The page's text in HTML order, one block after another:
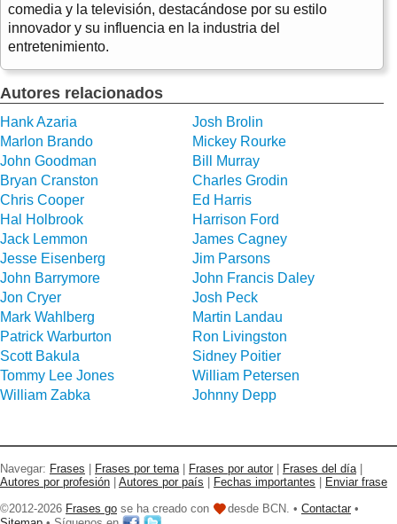
comedia y la televisión, destacándose por su estilo
innovador y su influencia en la industria del
entretenimiento.
Autores relacionados
Hank Azaria
Josh Brolin
Marlon Brando
Mickey Rourke
John Goodman
Bill Murray
Bryan Cranston
Charles Grodin
Chris Cooper
Ed Harris
Hal Holbrook
Harrison Ford
Jack Lemmon
James Cagney
Jesse Eisenberg
Jim Parsons
John Barrymore
John Francis Daley
Jon Cryer
Josh Peck
Mark Wahlberg
Martin Landau
Patrick Warburton
Ron Livingston
Scott Bakula
Sidney Poitier
Tommy Lee Jones
William Petersen
William Zabka
Johnny Depp
Navegar: Frases | Frases por tema | Frases por autor | Frases del día |
Autores por profesión | Autores por país | Fechas importantes | Enviar frase
©2012-2026 Frases go se ha creado con desde BCN. • Contactar •